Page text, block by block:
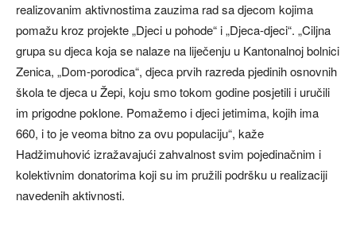
realizovanim aktivnostima zauzima rad sa djecom kojima
pomažu kroz projekte „Djeci u pohode“ i „Djeca-djeci“. „Ciljna
grupa su djeca koja se nalaze na liječenju u Kantonalnoj bolnici
Zenica, „Dom-porodica“, djeca prvih razreda pjedinih osnovnih
škola te djeca u Žepi, koju smo tokom godine posjetili i uručili
im prigodne poklone. Pomažemo i djeci jetimima, kojih ima
660, i to je veoma bitno za ovu populaciju“, kaže
Hadžimuhović izražavajući zahvalnost svim pojedinačnim i
kolektivnim donatorima koji su im pružili podršku u realizaciji
navedenih aktivnosti.